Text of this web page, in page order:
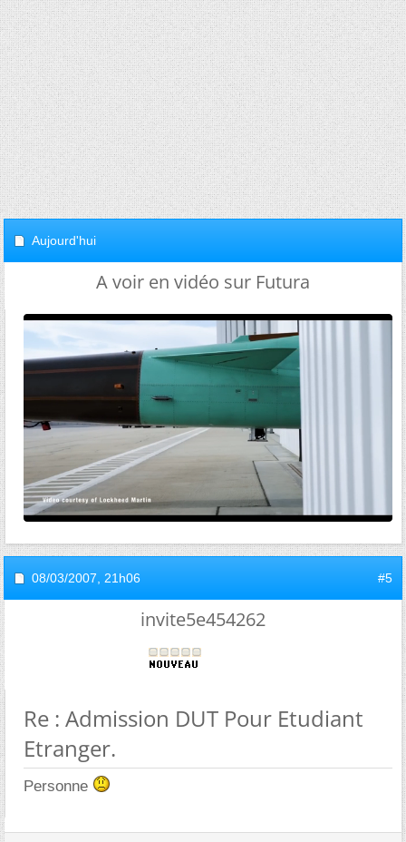
Aujourd'hui
A voir en vidéo sur Futura
08/03/2007, 21h06 #5
invite5e454262
Re : Admission DUT Pour Etudiant
Etranger.
Personne